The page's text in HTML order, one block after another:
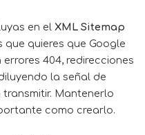
en el XML Sitemap
quieres que Google
404, redirecciones
la señal de
Mantenerlo
como crearlo.